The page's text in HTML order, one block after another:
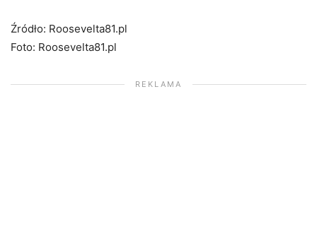
Źródło: Roosevelta81.pl
Foto: Roosevelta81.pl
REKLAMA